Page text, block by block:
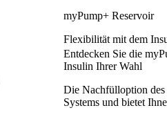
myPump+ Reservoir
Flexibilität mit dem
Entdecken Sie die
Insulin Ihrer Wahl
Die Nachfülloption des
Systems und bietet